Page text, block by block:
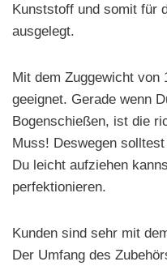
Kunststoff und somit für
ausgelegt.
Mit dem Zuggewicht
geeignet. Gerade wenn
Bogenschießen, ist die
Muss! Deswegen
Du leicht aufziehen
perfektionieren.
Kunden sind sehr mit
Der Umfang des